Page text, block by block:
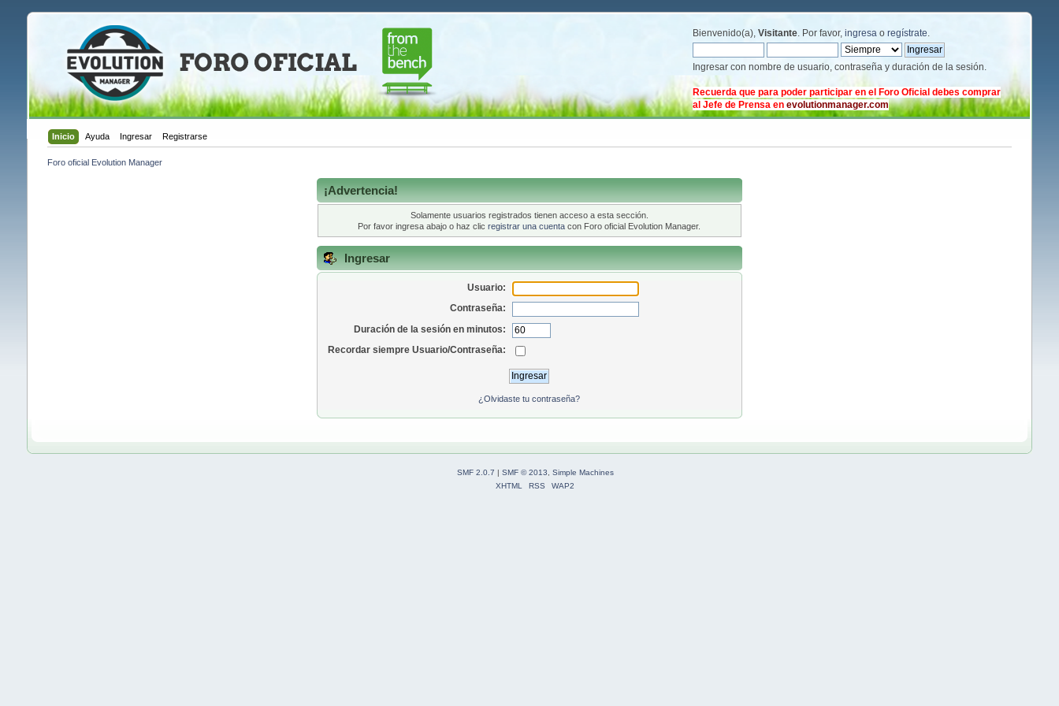
Bienvenido(a),Visitante. Por favor,ingresa oregístrate.
Ingresar con nombre de usuario, contraseña y duración de la sesión.
Recuerda que para poder participar en el Foro Oficial debes comprar
al Jefe de Prensa enevolutionmanager.com
Inicio Ayuda Ingresar Registrarse
Foro oficial Evolution Manager
¡Advertencia!
Solamente usuarios registrados tienen acceso a esta sección.
Por favor ingresa abajo o haz clicregistrar una cuenta con Foro oficial Evolution Manager.
Ingresar
Usuario:
Contraseña:
Duración de la sesión en minutos:
Recordar siempre Usuario/Contraseña:
¿Olvidaste tu contraseña?
SMF 2.0.7 | SMF © 2013
Simple Machines
XHTML
RSS WAP2